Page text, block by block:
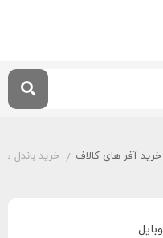
خرید آفر های کالاف / خرید باندل